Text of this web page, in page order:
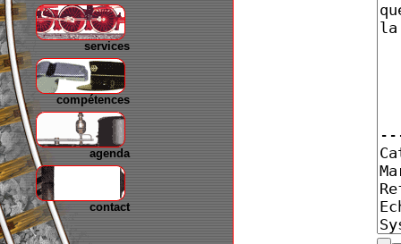
services
compétences
agenda
contact